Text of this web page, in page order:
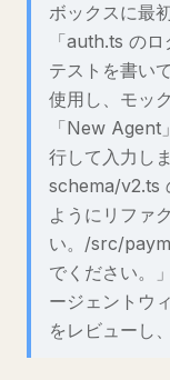
ボックスに最
「auth.ts の
テストを書い
使用し、モッ
「New Agent
行して入力し
schema/v2.ts
ようにリファ
い。/src/
でください。
ージェントウ
をレビューし